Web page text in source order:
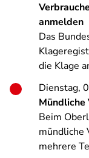
anmelden
Das
die Klage
Dienstag,
Mündliche
Beim
mündliche
mehrere